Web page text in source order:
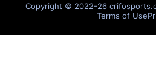
Copyright © 2022-26
Terms of Use